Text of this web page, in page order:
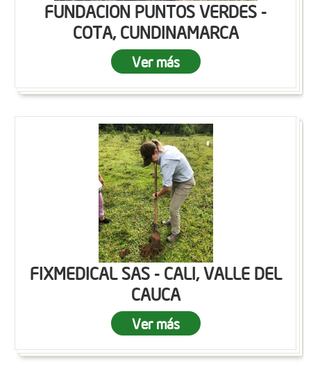
FUNDACION PUNTOS VERDES -
COTA, CUNDINAMARCA
Ver más
FIXMEDICAL SAS - CALI, VALLE DEL
CAUCA
Ver más